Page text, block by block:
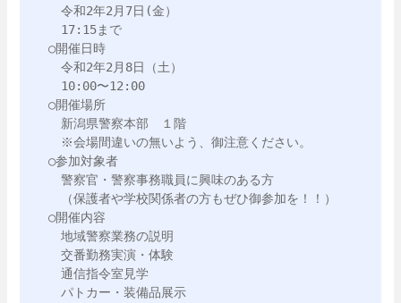
令和2年2月7日(金）
17:15まで
○開催日時
令和2年2月8日（土）
10:00〜12:00
○開催場所
新潟県警察本部　１階
※会場間違いの無いよう、御注意ください。
○参加対象者
警察官・警察事務職員に興味のある方
（保護者や学校関係者の方もぜひ御参加を！！）
○開催内容
地域警察業務の説明
交番勤務実演・体験
通信指令室見学
パトカー・装備品展示